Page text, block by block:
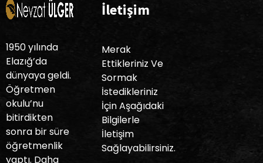
1950 yılında
Elazığ’da
dünyaya geldi.
Öğretmen
okulu’nu
bitirdikten
sonra bir süre
öğretmenlik
yaptı. Daha
İletişim
Merak
Ettikleriniz Ve
Sormak
İstedikleriniz
İçin Aşağıdaki
Bilgilerle
İletişim
Sağlayabilirsiniz.